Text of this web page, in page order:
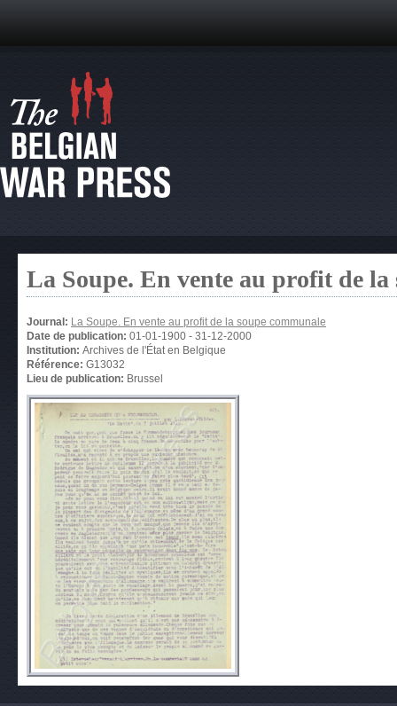
La Soupe. En vente au profit de la
Journal: La Soupe. En vente au profit de la soupe communale
Date de publication: 01-01-1900 - 31-12-2000
Institution: Archives de l'État en Belgique
Référence: G13032
Lieu de publication: Brussel